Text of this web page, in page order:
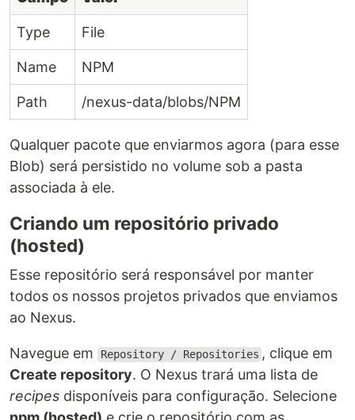
Type File
Name NPM
Path /nexus-data/blobs/NPM
Qualquer pacote que enviarmos agora (para esse
Blob) será persistido no volume sob a pasta
associada à ele.
Criando um repositório privado
(hosted)
Esse repositório será responsável por manter
todos os nossos projetos privados que enviamos
ao Nexus.
Navegue em Repository / Repositories , clique em
Create repository. O Nexus trará uma lista de
recipes disponíveis para configuração. Selecione